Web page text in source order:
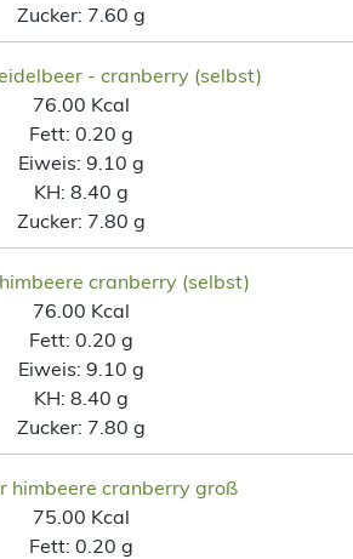
Zucker: 7.60 g
- cranberry (selbst)
76.00 Kcal
Fett: 0.20 g
Eiweis: 9.10 g
KH: 8.40 g
Zucker: 7.80 g
cranberry (selbst)
76.00 Kcal
Fett: 0.20 g
Eiweis: 9.10 g
KH: 8.40 g
Zucker: 7.80 g
himbeere cranberry groß
75.00 Kcal
Fett: 0.20 g